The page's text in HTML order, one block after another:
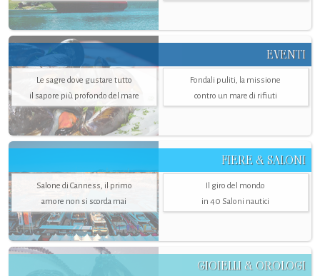
EVENTI
Le sagre dove gustare tutto
il sapore più profondo del mare
Fondali puliti, la missione
contro un mare di rifiuti
FIERE & SALONI
Salone di Canness, il primo
amore non si scorda mai
Il giro del mondo
in 40 Saloni nautici
GIOIELLI & OROLOGI